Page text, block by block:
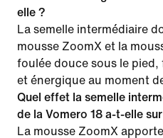
elle ?
La semelle intermédiaire
mousse ZoomX et la
foulée douce sous le
et énergique au moment
Quel effet la semelle
de la Vomero 18 a-t-elle
La mousse ZoomX